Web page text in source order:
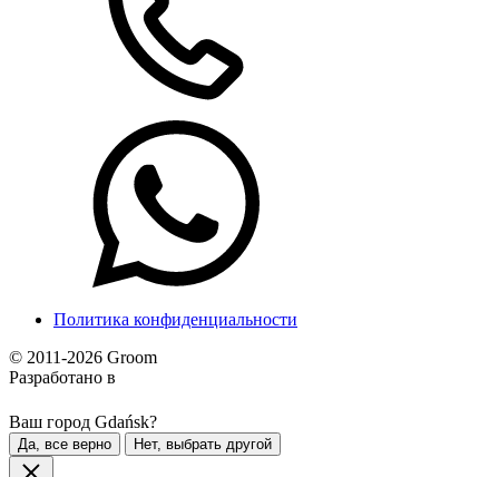
Политика конфиденциальности
© 2011-2026 Groom
Разработано в
Ваш город Gdańsk?
Да, все верно Нет, выбрать другой